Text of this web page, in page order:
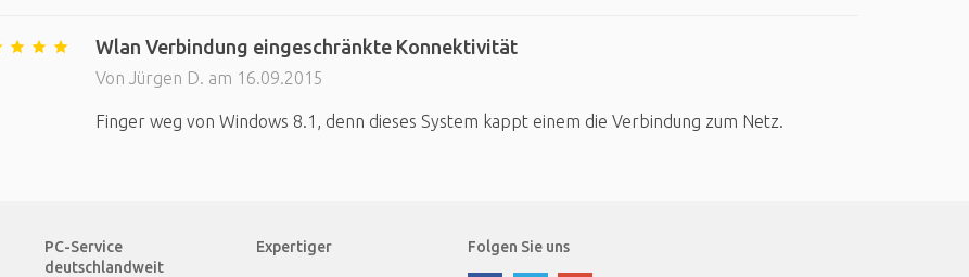
Wlan Verbindung eingeschränkte Konnektivität
Von Jürgen D. am 16.09.2015
Finger weg von Windows 8.1, denn dieses System kappt einem die Verbindung zum Netz.
PC-Service
deutschlandweit
Expertiger Folgen Sie uns